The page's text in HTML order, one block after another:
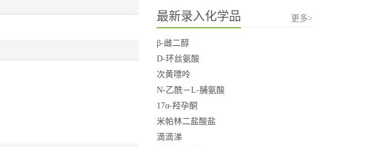
最新录入化学品 更多>
β-雌二醇
D-环丝氨酸
次黄嘌呤
N-乙酰－L-脯氨酸
17α-羟孕酮
米帕林二盐酸盐
滴滴涕